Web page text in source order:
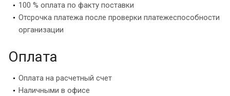
100 % оплата по факту поставки
Отсрочка платежа после проверки платежеспособности
организации
Оплата
Оплата на расчетный счет
Наличными в офисе